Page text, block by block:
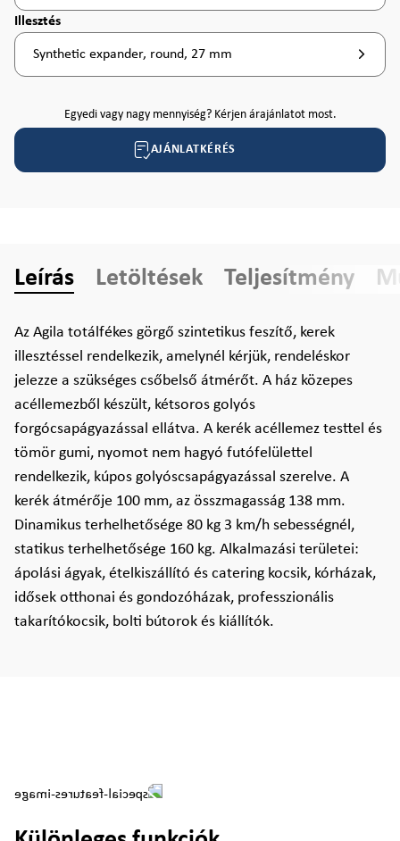
Válasszon
Illesztés
Synthetic expander, round, 27 mm
Egyedi vagy nagy mennyiség? Kérjen árajánlatot most.
AJÁNLATKÉRÉS
Leírás Letöltések Teljesítmény
Az Agila totálfékes görgő szintetikus feszítő, kerek
illesztéssel rendelkezik, amelynél kérjük, rendeléskor
jelezze a szükséges csőbelső átmérőt. A ház közepes
acéllemezből készült, kétsoros golyós
forgócsapágyazással ellátva. A kerék acéllemez testtel és
tömör gumi, nyomot nem hagyó futófelülettel
rendelkezik, kúpos golyóscsapágyazással szerelve. A
kerék átmérője 100 mm, az összmagasság 138 mm.
Dinamikus terhelhetősége 80 kg 3 km/h sebességnél,
statikus terhelhetősége 160 kg. Alkalmazási területei:
ápolási ágyak, ételkiszállító és catering kocsik, kórházak,
idősek otthonai és gondozóházak, professzionális
takarítókocsik, bolti bútorok és kiállítók.